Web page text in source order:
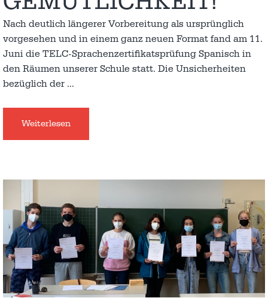
Nach deutlich längerer Vorbereitung als ursprünglich
vorgesehen und in einem ganz neuen Format fand am 11.
Juni die TELC-Sprachenzertifikatsprüfung Spanisch in
den Räumen unserer Schule statt. Die Unsicherheiten
bezüglich der …
Weiterlesen